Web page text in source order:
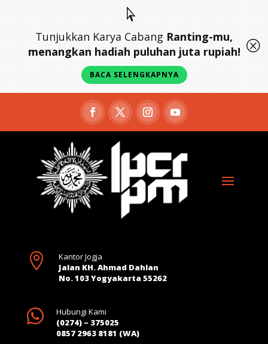

Tunjukkan Karya Cabang Ranting-mu,
menangkan hadiah puluhan juta rupiah!
BACA SELENGKAPNYA
Q

Kantor Jogja
Jalan KH. Ahmad Dahlan
No. 103 Yogyakarta 55262

Hubungi Kami
(0274) – 375025
0857 2963 8181 (WA)